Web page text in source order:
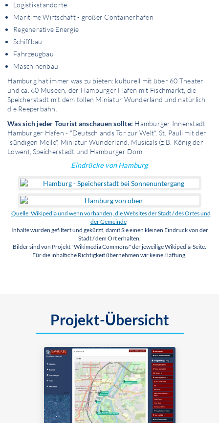
Logistikstandorte
Maritime Wirtschaft - großer Containerhafen
Regenerative Energie
Schiffbau
Fahrzeugbau
Maschinenbau
Hamburg hat immer was zu bieten: kulturell mit über 60 Theater
und ca. 60 Museen, der Hamburger Hafen mit Fischmarkt, die
Speicherstadt mit dem tollen Miniatur Wunderland und natürlich
die Reeperbahn.
Was sich jeder Tourist anschauen sollte: Hamburger Innenstadt,
Hamburger Hafen - "Deutschlands Tor zur Welt", St. Pauli mit der
"sündigen Meile", Miniatur Wunderland, Musicals (z.B. König der
Löwen), Speicherstadt und Hamburger Dom
Eindrücke von Hamburg
Quelle: Wikipedia und wenn vorhanden, die Websites der Stadt / des Ortes und
der Gemeinde
Inhalte wurden gefiltert und gekürzt, damit Sie einen kleinen Eindruck von der
Stadt / dem Ort erhalten.
Bilder sind von Projekt "Wikimedia Commons" der jeweilige Wikipedia-Seite.
Für die inhaltiche Richtigkeit übernehmen wir keine Haftung.
Projekt-Übersicht